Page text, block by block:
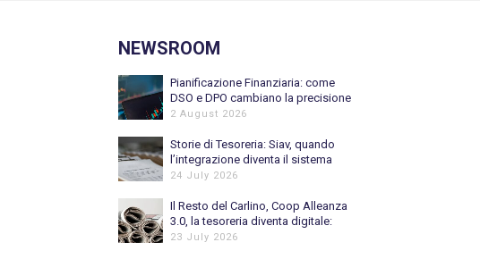
NEWSROOM
Pianificazione Finanziaria: come
DSO e DPO cambiano la precisione
del Cash Flow previsionale
2 August 2026
Storie di Tesoreria: Siav, quando
l’integrazione diventa il sistema
nervoso della Tesoreria
24 July 2026
Il Resto del Carlino, Coop Alleanza
3.0, la tesoreria diventa digitale:
automatizzato l’80% delle
23 July 2026